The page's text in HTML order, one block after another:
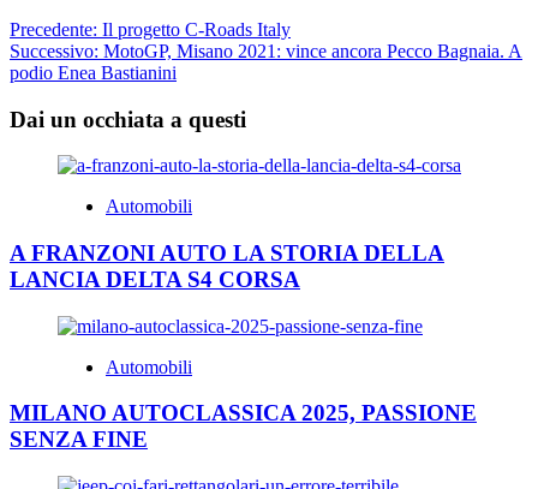
Navigazione
articolo
Precedente: Il progetto C-Roads Italy
Successivo: MotoGP, Misano 2021: vince ancora Pecco Bagnaia. A
podio Enea Bastianini
Dai un occhiata a questi
Automobili
A FRANZONI AUTO LA STORIA DELLA
LANCIA DELTA S4 CORSA
Automobili
MILANO AUTOCLASSICA 2025, PASSIONE
SENZA FINE